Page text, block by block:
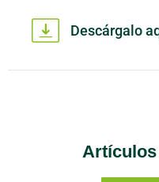
Descárgalo
Artículos